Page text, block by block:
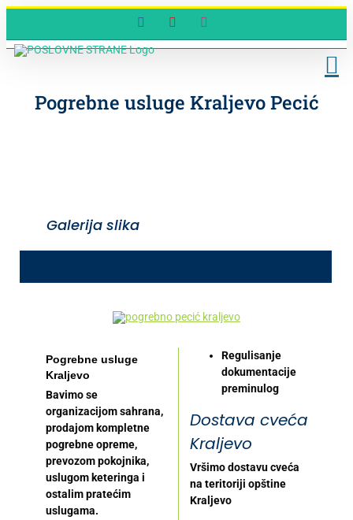
content
FacebookYouTube
Pogrebne usluge Kraljevo Pecić
Galerija slika
Pogrebne usluge
Kraljevo
Bavimo se
organizacijom sahrana,
prodajom kompletne
pogrebne opreme,
prevozom pokojnika,
uslugom keteringa i
ostalim pratećim
uslugama.
Regulisanje
dokumentacije
preminulog
Dostava cveća
Kraljevo
Vršimo dostavu cveća
na teritoriji opštine
Kraljevo